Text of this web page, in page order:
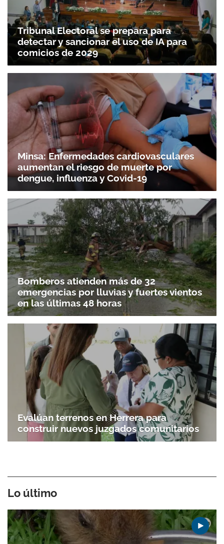
Tribunal Electoral se prepara para
detectar y sancionar el uso de IA para
comicios de 2029
Minsa: Enfermedades cardiovasculares
aumentan el riesgo de muerte por
dengue, influenza y Covid-19
Bomberos atienden más de 32
emergencias por lluvias y fuertes vientos
en las últimas 48 horas
Evalúan terrenos en Herrera para
construir nuevos juzgados comunitarios
Lo último